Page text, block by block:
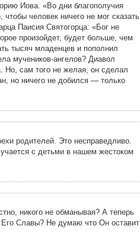
Иова. «Во дни благополучия
человек ничего не мог сказать
Паисия Святогорца: «Бог не
произойдет, будет больше, чем
тысяч младенцев и пополнил
мучеников-ангелов? Диавол
Но, сам того не желая, он сделал
но ничего не добился — только
родителей. Это несправедливо.
с детьми в нашем жестоком
никого не обманывая? А теперь
Его Славы? Не думаю что Он оставит